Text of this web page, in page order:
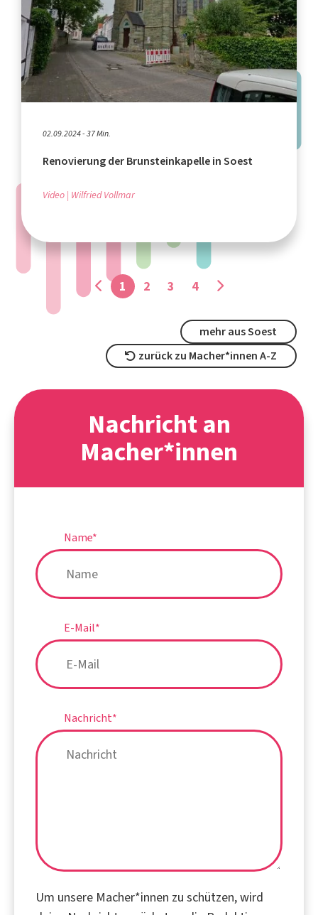
02.09.2024 - 37 Min.
Renovierung der Brunsteinkapelle in Soest
Video Wilfried Vollmar
1 2 3 4
mehr aus Soest
zurück zu Macher*innen A-Z
Nachricht an
Macher*innen
Name*
E-Mail*
Nachricht*
Um unsere Macher*innen zu schützen, wird